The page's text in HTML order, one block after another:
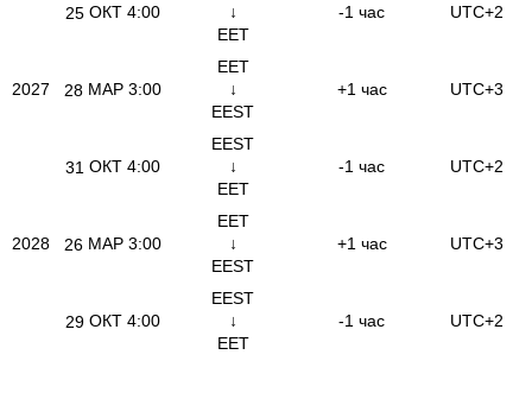
25 ОКТ 4:00
↓
EET
-1 час UTC+2
2027 28 МАР 3:00
EET
↓
EEST
+1 час UTC+3
31 ОКТ 4:00
EEST
↓
EET
-1 час UTC+2
2028 26 МАР 3:00
EET
↓
EEST
+1 час UTC+3
29 ОКТ 4:00
EEST
↓
EET
-1 час UTC+2